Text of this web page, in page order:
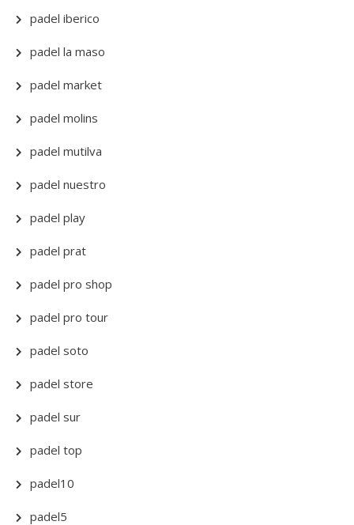
padel iberico
padel la maso
padel market
padel molins
padel mutilva
padel nuestro
padel play
padel prat
padel pro shop
padel pro tour
padel soto
padel store
padel sur
padel top
padel10
padel5